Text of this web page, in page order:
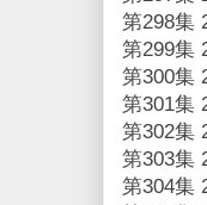
第298集
第299集
第300集
第301集
第302集
第303集
第304集